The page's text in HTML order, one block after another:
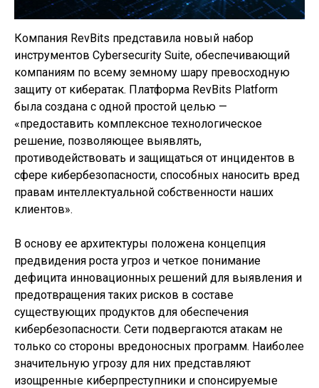
Компания RevBits представила новый набор
инструментов Cybersecurity Suite, обеспечивающий
компаниям по всему земному шару превосходную
защиту от кибератак. Платформа RevBits Platform
была создана с одной простой целью —
«предоставить комплексное технологическое
решение, позволяющее выявлять,
противодействовать и защищаться от инцидентов в
сфере кибербезопасности, способных наносить вред
правам интеллектуальной собственности наших
клиентов».
В основу ее архитектуры положена концепция
предвидения роста угроз и четкое понимание
дефицита инновационных решений для выявления и
предотвращения таких рисков в составе
существующих продуктов для обеспечения
кибербезопасности. Сети подвергаются атакам не
только со стороны вредоносных программ. Наиболее
значительную угрозу для них представляют
изощренные киберпреступники и спонсируемые